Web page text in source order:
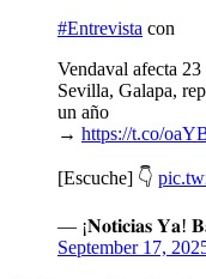
#Entrevista con
Vendaval afecta
Sevilla, Galapa,
un año
→ https://t.co/
[Escuche] 👇
— ¡𝐍𝐨𝐭𝐢𝐜𝐢𝐚𝐬 𝐘𝐚!
September 17,